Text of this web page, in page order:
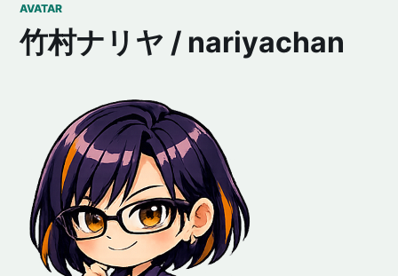
AVATAR
竹村ナリヤ / nariyachan